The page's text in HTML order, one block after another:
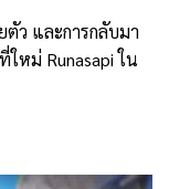
ว และการกลับมา
หม่ Runasapi ใน